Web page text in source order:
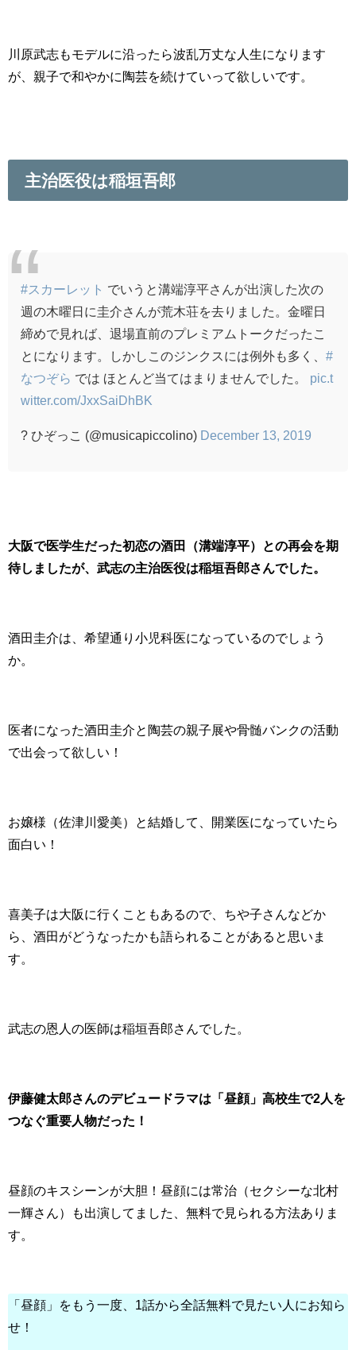
川原武志もモデルに沿ったら波乱万丈な人生になります
が、親子で和やかに陶芸を続けていって欲しいです。
主治医役は稲垣吾郎
#スカーレット でいうと溝端淳平さんが出演した次の
週の木曜日に圭介さんが荒木荘を去りました。金曜日
締めで見れば、退場直前のプレミアムトークだったこ
とになります。しかしこのジンクスには例外も多く、 #
なつぞら では ほとんど当てはまりませんでした。 pic.t
witter.com/JxxSaiDhBK
? ひぞっこ (@musicapiccolino) December 13, 2019
大阪で医学生だった初恋の酒田（溝端淳平）との再会を期
待しましたが、武志の主治医役は稲垣吾郎さんでした。
酒田圭介は、希望通り小児科医になっているのでしょう
か。
医者になった酒田圭介と陶芸の親子展や骨髄バンクの活動
で出会って欲しい！
お嬢様（佐津川愛美）と結婚して、開業医になっていたら
面白い！
喜美子は大阪に行くこともあるので、ちや子さんなどか
ら、酒田がどうなったかも語られることがあると思いま
す。
武志の恩人の医師は稲垣吾郎さんでした。
伊藤健太郎さんのデビュードラマは「昼顔」高校生で2人を
つなぐ重要人物だった！
昼顔のキスシーンが大胆！昼顔には常治（セクシーな北村
一輝さん）も出演してました、無料で見られる方法ありま
す。
「昼顔」をもう一度、1話から全話無料で見たい人にお知ら
せ！